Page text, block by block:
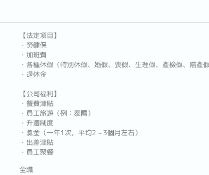
【法定項目】
・勞健保
・加班費
・各種休假（特別休假、婚假、喪假、生理假、產檢假、陪產
・退休金
【公司福利】
・餐費津貼
・員工旅遊（例：泰國）
・升遷制度
・獎金（一年1次，平均2～3個月左右）
・出差津貼
・員工聚餐
全職